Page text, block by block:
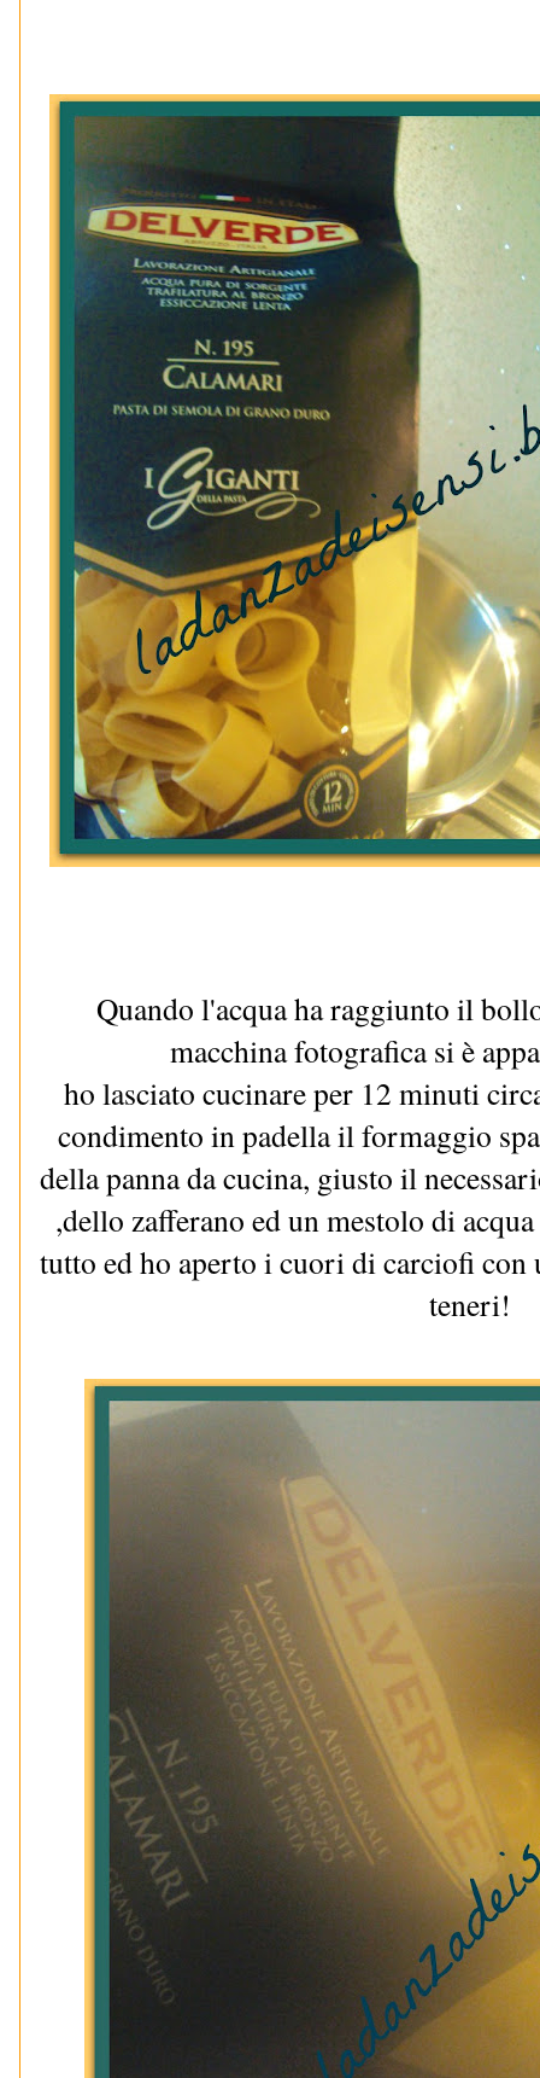
Quando l'acqua ha raggiunto il
macchina fotografica si è
ho lasciato cucinare per 12 minuti
condimento in padella il formaggio
della panna da cucina, giusto il
,dello zafferano ed un mestolo di
tutto ed ho aperto i cuori di carciofi con
teneri!